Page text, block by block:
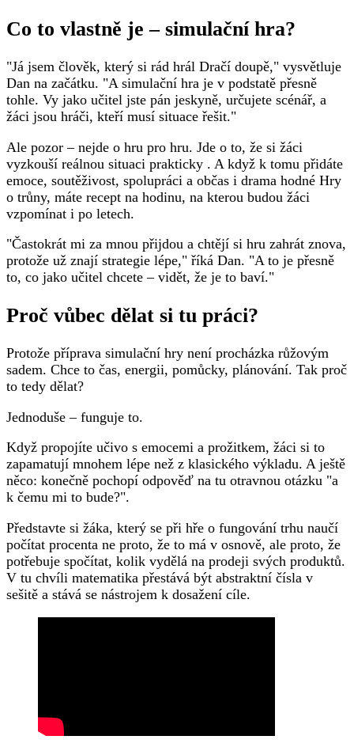
Co to vlastně je – simulační hra?
"Já jsem člověk, který si rád hrál Dračí doupě," vysvětluje
Dan na začátku. "A simulační hra je v podstatě přesně
tohle. Vy jako učitel jste pán jeskyně, určujete scénář, a
žáci jsou hráči, kteří musí situace řešit."
Ale pozor – nejde o hru pro hru. Jde o to, že si žáci
vyzkouší reálnou situaci prakticky . A když k tomu přidáte
emoce, soutěživost, spolupráci a občas i drama hodné Hry
o trůny, máte recept na hodinu, na kterou budou žáci
vzpomínat i po letech.
"Častokrát mi za mnou přijdou a chtějí si hru zahrát znova,
protože už znají strategie lépe," říká Dan. "A to je přesně
to, co jako učitel chcete – vidět, že je to baví."
Proč vůbec dělat si tu práci?
Protože příprava simulační hry není procházka růžovým
sadem. Chce to čas, energii, pomůcky, plánování. Tak proč
to tedy dělat?
Jednoduše – funguje to.
Když propojíte učivo s emocemi a prožitkem, žáci si to
zapamatují mnohem lépe než z klasického výkladu. A ještě
něco: konečně pochopí odpověď na tu otravnou otázku "a
k čemu mi to bude?".
Představte si žáka, který se při hře o fungování trhu naučí
počítat procenta ne proto, že to má v osnově, ale proto, že
potřebuje spočítat, kolik vydělá na prodeji svých produktů.
V tu chvíli matematika přestává být abstraktní čísla v
sešitě a stává se nástrojem k dosažení cíle.